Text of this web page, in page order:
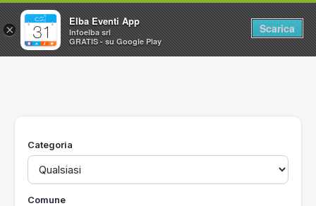
Home
Utilità
Categoria
Comune
×
Elba Eventi App
Infoelba srl
GRATIS - su Google Play
Scarica